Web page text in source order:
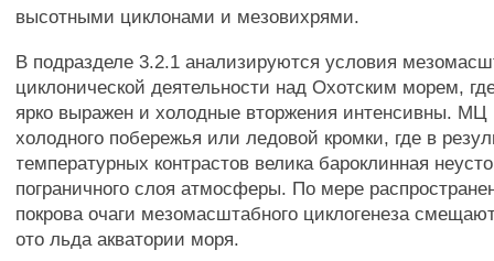
высотными циклонами и мезовихрями.
В подразделе 3.2.1 анализируются условия
циклонической деятельности над Охотским морем,
ярко выражен и холодные вторжения интенсивны. МЦ
холодного побережья или ледовой кромки, где в
температурных контрастов велика бароклинная
пограничного слоя атмосферы. По мере
покрова очаги мезомасштабного циклогенеза
ото льда акватории моря.